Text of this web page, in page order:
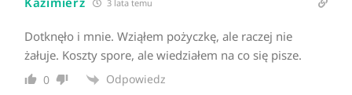
3 lata temu
Dotknęło i mnie. Wziąłem pożyczkę, ale raczej nie
żałuje. Koszty spore, ale wiedziałem na co się pisze.
0 Odpowiedz